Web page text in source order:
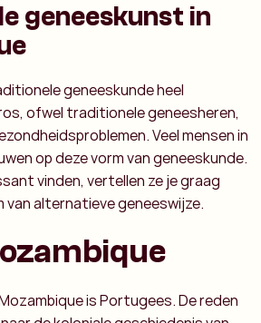
geneeskunst in
geneeskunde heel
ofwel traditionele geneesheren,
Veel mensen in
op deze vorm van geneeskunde.
vinden, vertellen ze je graag
van alternatieve geneeswijze.
is Portugees. De reden